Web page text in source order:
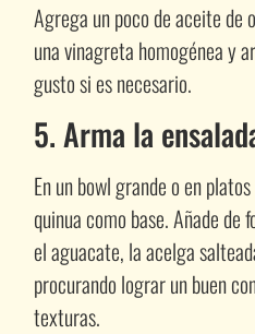
Agrega un poco de aceite de
una vinagreta homogénea y
gusto si es necesario.
5. Arma la
En un bowl grande o en
quinua como base. Añade de
el aguacate, la acelga
procurando lograr un buen
texturas.